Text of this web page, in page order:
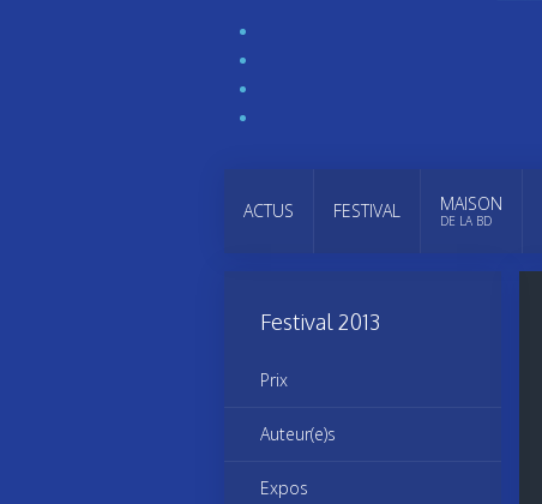
ACTUS FESTIVAL MAISON
DE LA BD
Festival 2013
Prix
Auteur(e)s
Expos